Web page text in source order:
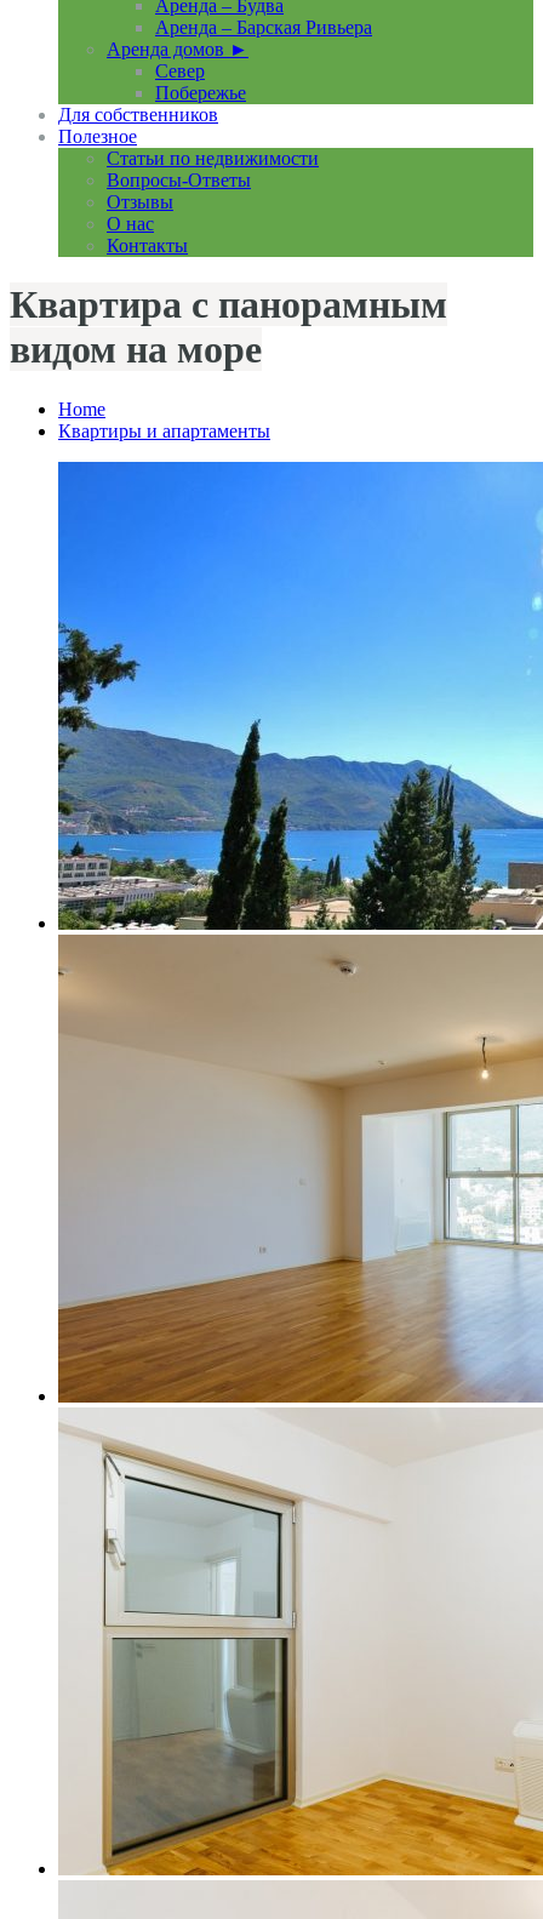
Аренда – Будва
Аренда – Барская Ривьера
Аренда домов ►
Север
Побережье
Для собственников
Полезное
Статьи по недвижимости
Вопросы-Ответы
Отзывы
О нас
Контакты
Квартира с панорамным
видом на море
Home
Квартиры и апартаменты